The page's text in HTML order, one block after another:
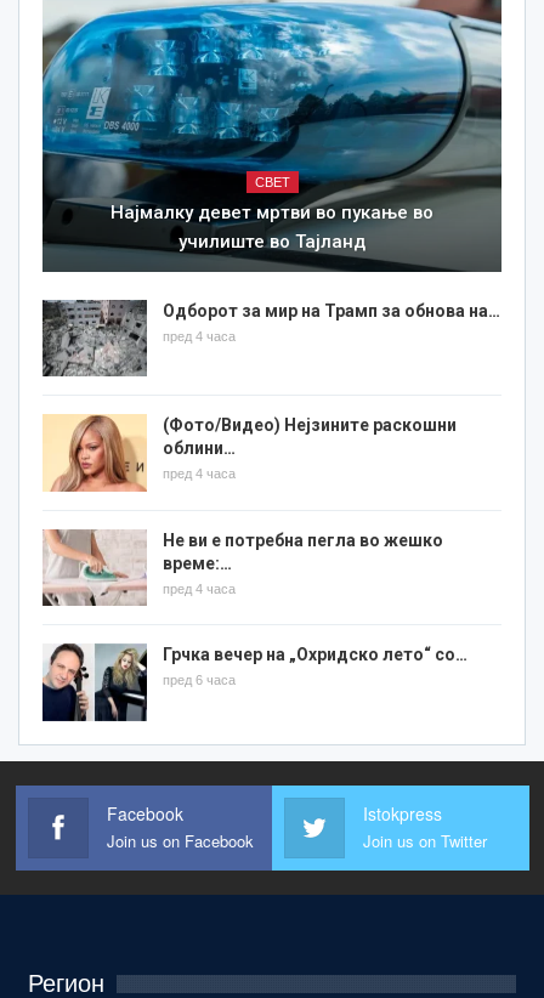
СВЕТ
Најмалку девет мртви во пукање во
училиште во Тајланд
Одборот за мир на Трамп за обнова на…
пред 4 часа
(Фото/Видео) Нејзините раскошни
облини…
пред 4 часа
Не ви е потребна пегла во жешко
време:…
пред 4 часа
Грчка вечер на „Охридско лето“ со…
пред 6 часа
Facebook
Join us on Facebook
Istokpress
Join us on Twitter
Регион